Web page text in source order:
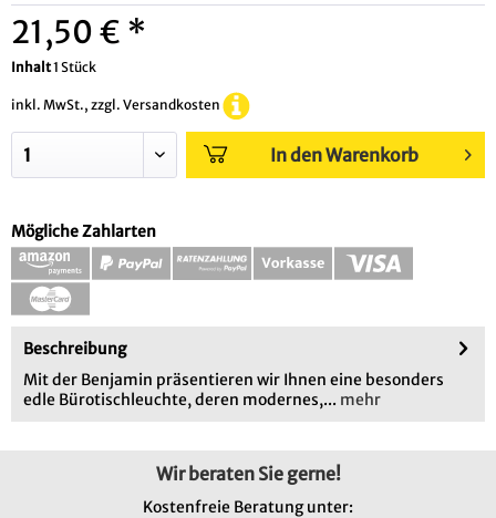
21,50 € *
Inhalt1 Stück
inkl. MwSt., zzgl. Versandkosten
In den Warenkorb
Mögliche Zahlarten
Beschreibung
Mit der Benjamin präsentieren wir Ihnen eine besonders
edle Bürotischleuchte, deren modernes,... mehr
Wir beraten Sie gerne!
Kostenfreie Beratung unter: